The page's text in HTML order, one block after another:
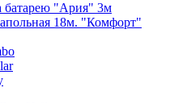
батарею "Ария" 3м
18м. "Комфорт"